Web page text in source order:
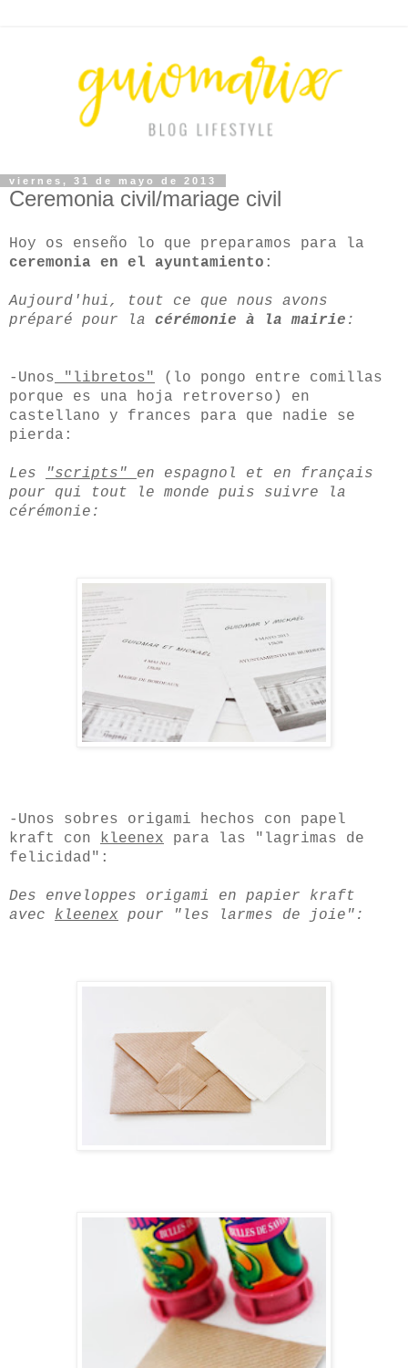
viernes, 31 de mayo de 2013
Ceremonia civil/mariage civil
Hoy os enseño lo que preparamos para la
ceremonia en el ayuntamiento :
Aujourd'hui, tout ce que nous avons
préparé pour la cérémonie à la mairie :
-Unos "libretos"
(lo pongo entre comillas
porque es una hoja retroverso) en
castellano y frances para que nadie se
pierda:
Les "scripts" en espagnol et en français
pour qui tout le monde puis suivre la
cérémonie:
-Unos sobres origami hechos con papel
kraft con kleenex para las "lagrimas de
felicidad":
Des enveloppes origami en papier kraft
avec kleenex pour "les larmes de joie":